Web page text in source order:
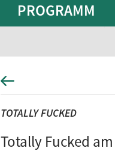
PROGRAMM
TOTALLY FUCKED
Totally Fucked